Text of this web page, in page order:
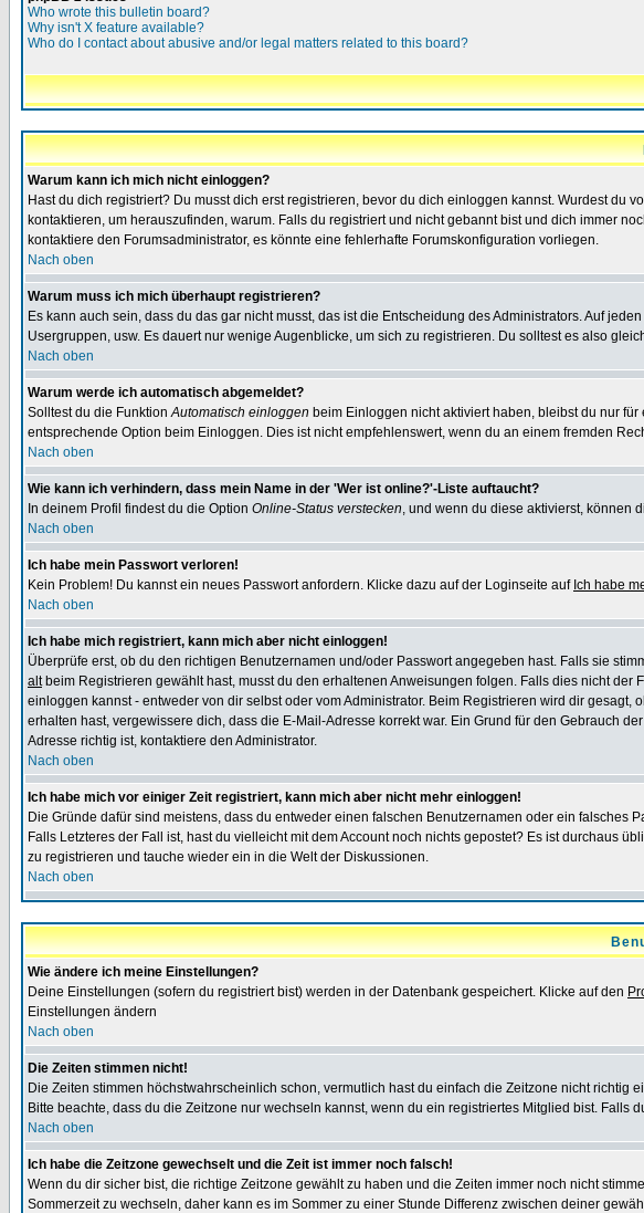
Who wrote this bulletin board?
Why isn't X feature available?
Who do I contact about abusive and/or legal matters related to this board?
Warum kann ich mich nicht einloggen?
Hast du dich registriert? Du musst dich erst registrieren, bevor du dich einloggen kannst. Wurdest du
kontaktieren, um herauszufinden, warum. Falls du registriert und nicht gebannt bist und dich immer
kontaktiere den Forumsadministrator, es könnte eine fehlerhafte Forumskonfiguration vorliegen.
Nach oben
Warum muss ich mich überhaupt registrieren?
Es kann auch sein, dass du das gar nicht musst, das ist die Entscheidung des Administrators. Auf
Usergruppen, usw. Es dauert nur wenige Augenblicke, um sich zu registrieren. Du solltest es also
Nach oben
Warum werde ich automatisch abgemeldet?
Solltest du die FunktionAutomatisch einloggen beim Einloggen nicht aktiviert haben, bleibst du nur
entsprechende Option beim Einloggen. Dies ist nicht empfehlenswert, wenn du an einem fremden
Nach oben
Wie kann ich verhindern, dass mein Name in der 'Wer ist online?'-Liste auftaucht?
In deinem Profil findest du die Option Online-Status verstecken, und wenn du diese aktivierst, können
Nach oben
Ich habe mein Passwort verloren!
Kein Problem! Du kannst ein neues Passwort anfordern. Klicke dazu auf der Loginseite auf Ich habe
Nach oben
Ich habe mich registriert, kann mich aber nicht einloggen!
Überprüfe erst, ob du den richtigen Benutzernamen und/oder Passwort angegeben hast. Falls sie
altbeim Registrieren gewählt hast, musst du den erhaltenen Anweisungen folgen. Falls dies nicht
einloggen kannst - entweder von dir selbst oder vom Administrator. Beim Registrieren wird dir
erhalten hast, vergewissere dich, dass die E-Mail-Adresse korrekt war. Ein Grund für den Gebrauch
Adresse richtig ist, kontaktiere den Administrator.
Nach oben
Ich habe mich vor einiger Zeit registriert, kann mich aber nicht mehr einloggen!
Die Gründe dafür sind meistens, dass du entweder einen falschen Benutzernamen oder ein
Falls Letzteres der Fall ist, hast du vielleicht mit dem Account noch nichts gepostet? Es ist durchaus
zu registrieren und tauche wieder ein in die Welt der Diskussionen.
Nach oben
Wie ändere ich meine Einstellungen?
Deine Einstellungen (sofern du registriert bist) werden in der Datenbank gespeichert. Klicke auf den
Einstellungen ändern
Nach oben
Die Zeiten stimmen nicht!
Die Zeiten stimmen höchstwahrscheinlich schon, vermutlich hast du einfach die Zeitzone nicht
Bitte beachte, dass du die Zeitzone nur wechseln kannst, wenn du ein registriertes Mitglied bist. Falls
Nach oben
Ich habe die Zeitzone gewechselt und die Zeit ist immer noch falsch!
Wenn du dir sicher bist, die richtige Zeitzone gewählt zu haben und die Zeiten immer noch nicht
Sommerzeit zu wechseln, daher kann es im Sommer zu einer Stunde Differenz zwischen deiner